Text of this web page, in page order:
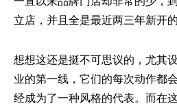
立店，并且全是最近两三年新开
想想这还是挺不可思议的，尤其
业的第一线，它们的每次动作都
经成为了一种风格的代表。而在